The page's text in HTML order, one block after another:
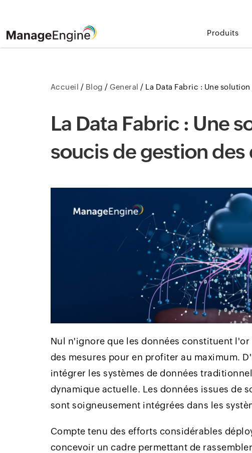
Produits
Accueil / Blog /General / La Data Fabric : Une
La Data Fabric : Une
soucis de gestion des
Nul n'ignore que les données constituent
des mesures pour en profiter au maximum.
intégrer les systèmes de données
dynamique actuelle. Les données issues de
sont soigneusement intégrées dans les
Compte tenu des efforts considérables
concevoir un cadre permettant de